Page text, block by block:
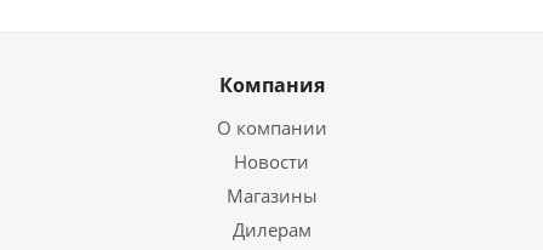
Компания
О компании
Новости
Магазины
Дилерам